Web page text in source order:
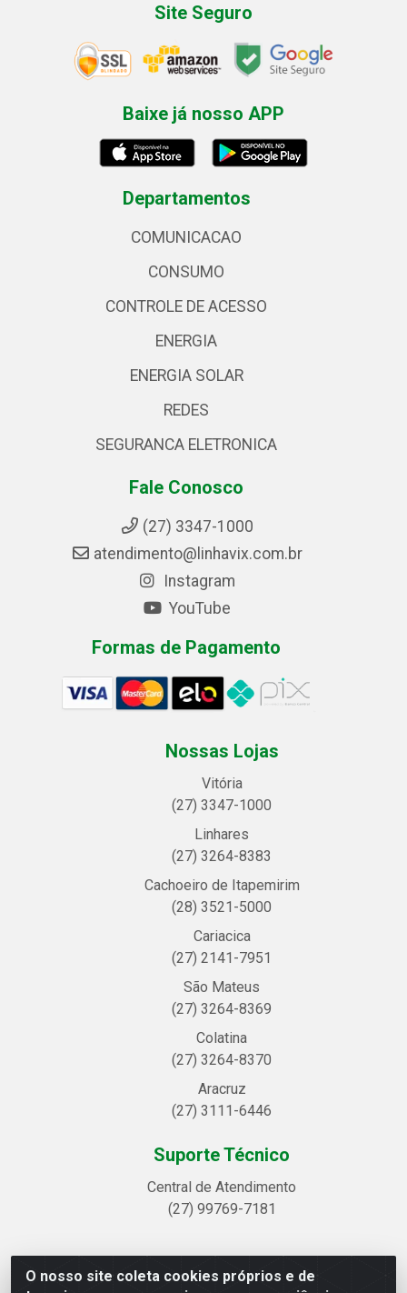
O nosso site coleta cookies próprios e de
Site Seguro
Baixe já nosso APP
Departamentos
COMUNICACAO
CONSUMO
CONTROLE DE ACESSO
ENERGIA
ENERGIA SOLAR
REDES
SEGURANCA ELETRONICA
Fale Conosco
(27) 3347-1000
atendimento@linhavix.com.br
Instagram
YouTube
Formas de Pagamento
Nossas Lojas
Vitória
(27) 3347-1000
Linhares
(27) 3264-8383
Cachoeiro de Itapemirim
(28) 3521-5000
Cariacica
(27) 2141-7951
São Mateus
(27) 3264-8369
Colatina
(27) 3264-8370
Aracruz
(27) 3111-6446
Suporte Técnico
Central de Atendimento
(27) 99769-7181
Linhavix Distribuidora LTDA - Avenida Alegre, 2521 -